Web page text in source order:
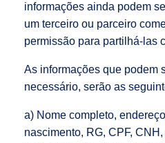
informações ainda podem
um terceiro ou parceiro
permissão para partilhá-las
As informações que podem
necessário, serão as
a) Nome completo,
nascimento, RG, CPF,